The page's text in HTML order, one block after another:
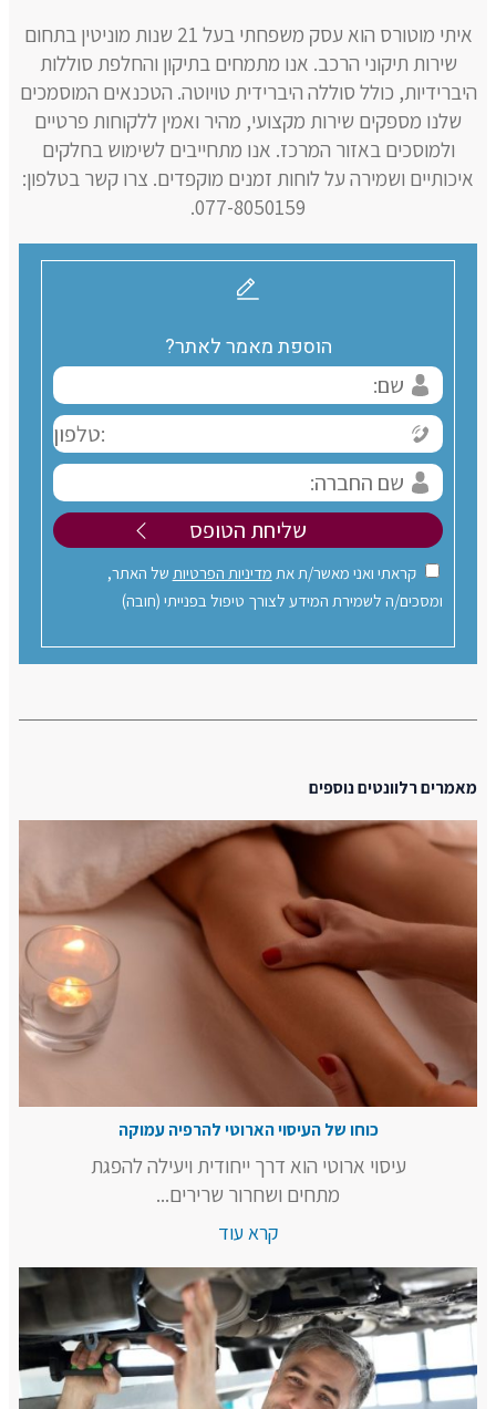
איתי מוטורס הוא עסק משפחתי בעל 21 שנות מוניטין בתחום
שירות תיקוני הרכב. אנו מתמחים בתיקון והחלפת סוללות
היברידיות, כולל סוללה היברידית טויוטה. הטכנאים המוסמכים
שלנו מספקים שירות מקצועי, מהיר ואמין ללקוחות פרטיים
ולמוסכים באזור המרכז. אנו מתחייבים לשימוש בחלקים
איכותיים ושמירה על לוחות זמנים מוקפדים. צרו קשר בטלפון:
077-8050159.
הוספת מאמר לאתר?
קראתי ואני מאשר/ת את מדיניות הפרטיות של האתר,
ומסכים/ה לשמירת המידע לצורך טיפול בפנייתי (חובה)
מאמרים רלוונטים נוספים
כוחו של העיסוי הארוטי להרפיה עמוקה
עיסוי ארוטי הוא דרך ייחודית ויעילה להפגת
מתחים ושחרור שרירים...
קרא עוד